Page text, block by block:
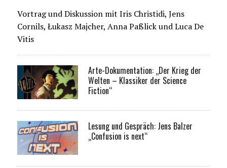
Vortrag und Diskussion mit Iris Christidi, Jens
Cornils, Łukasz Majcher, Anna Paßlick und Luca De
Vitis
Arte-Dokumentation: „Der Krieg der
Welten – Klassiker der Science
Fiction“
Lesung und Gespräch: Jens Balzer
„Confusion is next“